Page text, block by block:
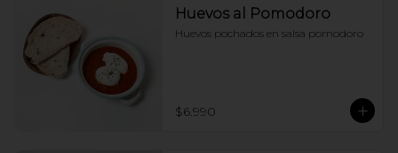
Huevos al Pomodoro
Huevos pochados en salsa pomodoro
$6.990